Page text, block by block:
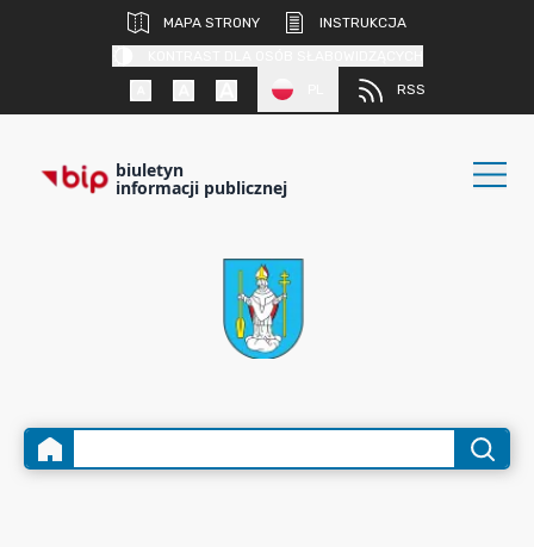
MAPA STRONY
INSTRUKCJA
RSS
biuletyn
informacji publicznej